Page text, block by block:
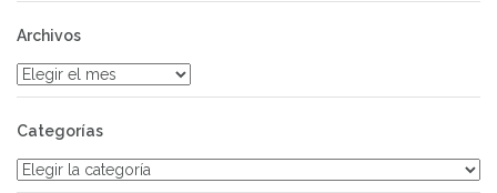
Archivos
Archivos
Categorías
Categorías